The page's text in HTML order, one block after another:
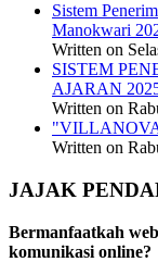
Sistem
Manokwari
Written on
SISTEM
AJARAN
Written on
Written on
JAJAK
Bermanfaatkah
komunikasi online?